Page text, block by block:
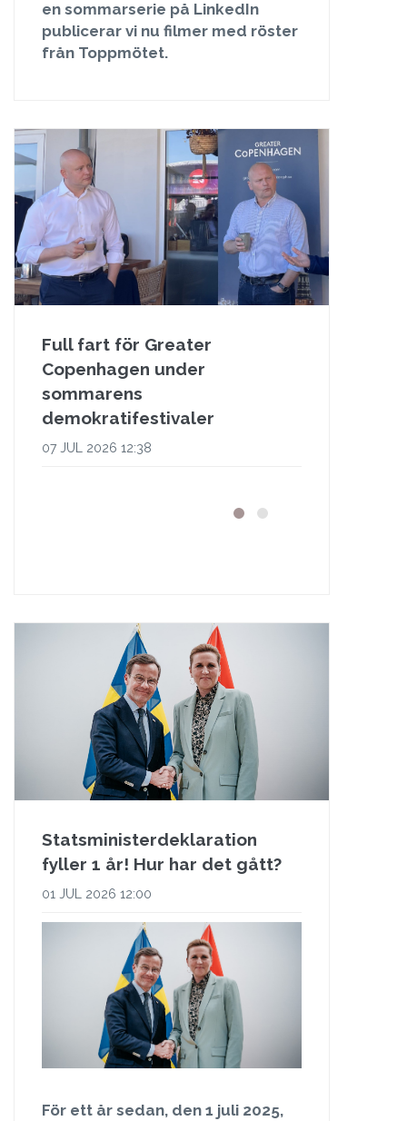
en sommarserie på LinkedIn
publicerar vi nu filmer med röster
från Toppmötet.
Full fart för Greater
Copenhagen under
sommarens
demokratifestivaler
07 JUL 2026 12:38
Statsministerdeklaration
fyller 1 år! Hur har det gått?
01 JUL 2026 12:00
För ett år sedan, den 1 juli 2025,